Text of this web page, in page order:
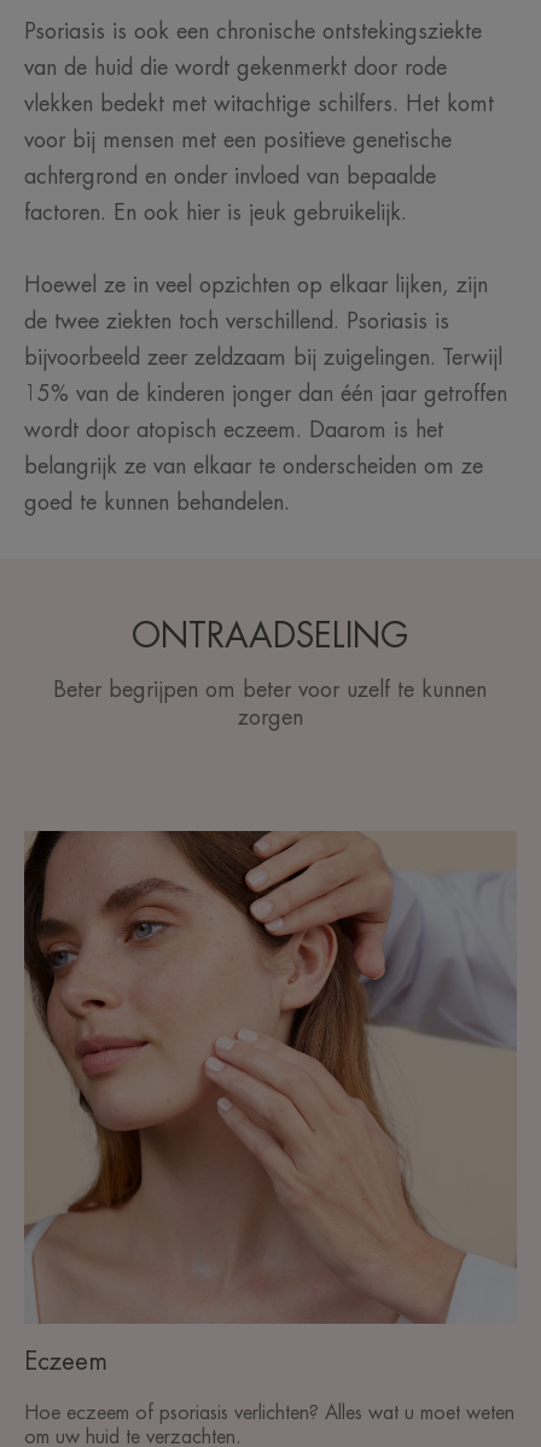
Psoriasis is ook een chronische ontstekingsziekte
van de huid die wordt gekenmerkt door rode
vlekken bedekt met witachtige schilfers. Het komt
voor bij mensen met een positieve genetische
achtergrond en onder invloed van bepaalde
factoren. En ook hier is jeuk gebruikelijk.
Hoewel ze in veel opzichten op elkaar lijken, zijn
de twee ziekten toch verschillend. Psoriasis is
bijvoorbeeld zeer zeldzaam bij zuigelingen. Terwijl
15% van de kinderen jonger dan één jaar getroffen
wordt door atopisch eczeem. Daarom is het
belangrijk ze van elkaar te onderscheiden om ze
goed te kunnen behandelen.
ONTRAADSELING
Beter begrijpen om beter voor uzelf te kunnen
zorgen
Ontdekken
Eczeem
Eczeem
Hoe eczeem of psoriasis verlichten? Alles wat u moet weten
om uw huid te verzachten.